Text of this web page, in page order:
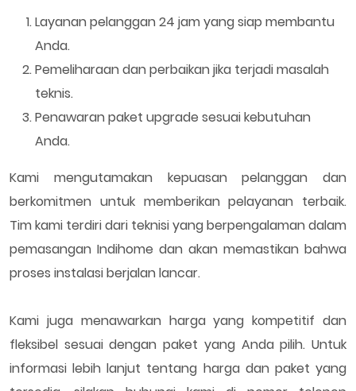
Layanan pelanggan 24 jam yang siap membantu
Anda.
Pemeliharaan dan perbaikan jika terjadi masalah
teknis.
Penawaran paket upgrade sesuai kebutuhan
Anda.
Kami mengutamakan kepuasan pelanggan dan
berkomitmen untuk memberikan pelayanan terbaik.
Tim kami terdiri dari teknisi yang berpengalaman dalam
pemasangan Indihome dan akan memastikan bahwa
proses instalasi berjalan lancar.
Kami juga menawarkan harga yang kompetitif dan
fleksibel sesuai dengan paket yang Anda pilih. Untuk
informasi lebih lanjut tentang harga dan paket yang